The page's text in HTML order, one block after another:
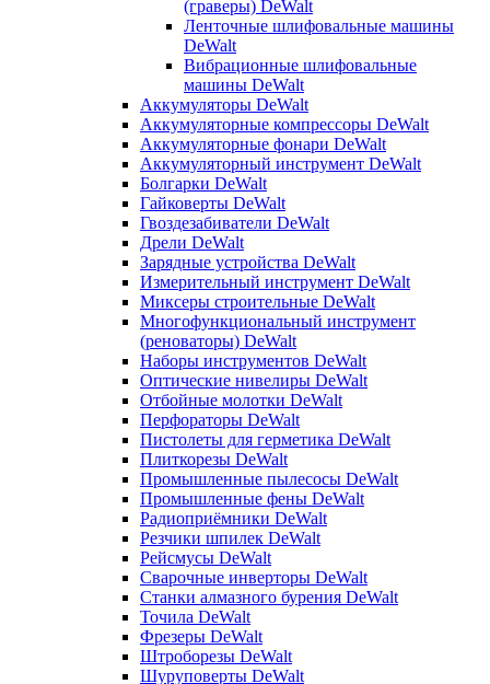
(граверы) DeWalt
Ленточные шлифовальные машины
DeWalt
Вибрационные шлифовальные
машины DeWalt
Аккумуляторы DeWalt
Аккумуляторные компрессоры DeWalt
Аккумуляторные фонари DeWalt
Аккумуляторный инструмент DeWalt
Болгарки DeWalt
Гайковерты DeWalt
Гвоздезабиватели DeWalt
Дрели DeWalt
Зарядные устройства DeWalt
Измерительный инструмент DeWalt
Миксеры строительные DeWalt
Многофункциональный инструмент
(реноваторы) DeWalt
Наборы инструментов DeWalt
Оптические нивелиры DeWalt
Отбойные молотки DeWalt
Перфораторы DeWalt
Пистолеты для герметика DeWalt
Плиткорезы DeWalt
Промышленные пылесосы DeWalt
Промышленные фены DeWalt
Радиоприёмники DeWalt
Резчики шпилек DeWalt
Рейсмусы DeWalt
Сварочные инверторы DeWalt
Станки алмазного бурения DeWalt
Точила DeWalt
Фрезеры DeWalt
Штроборезы DeWalt
Шуруповерты DeWalt